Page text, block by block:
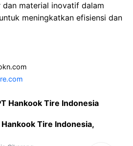
material inovatif dalam
meningkatkan efisiensi dan
Hankook Tire Indonesia
Tire Indonesia,